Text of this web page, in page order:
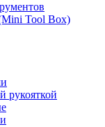
Tool Box)
рукояткой